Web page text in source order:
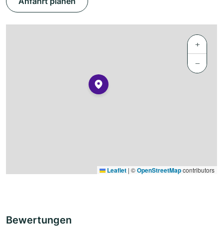
+
−
Leaflet | ©OpenStreetMapcontributors
Bewertungen